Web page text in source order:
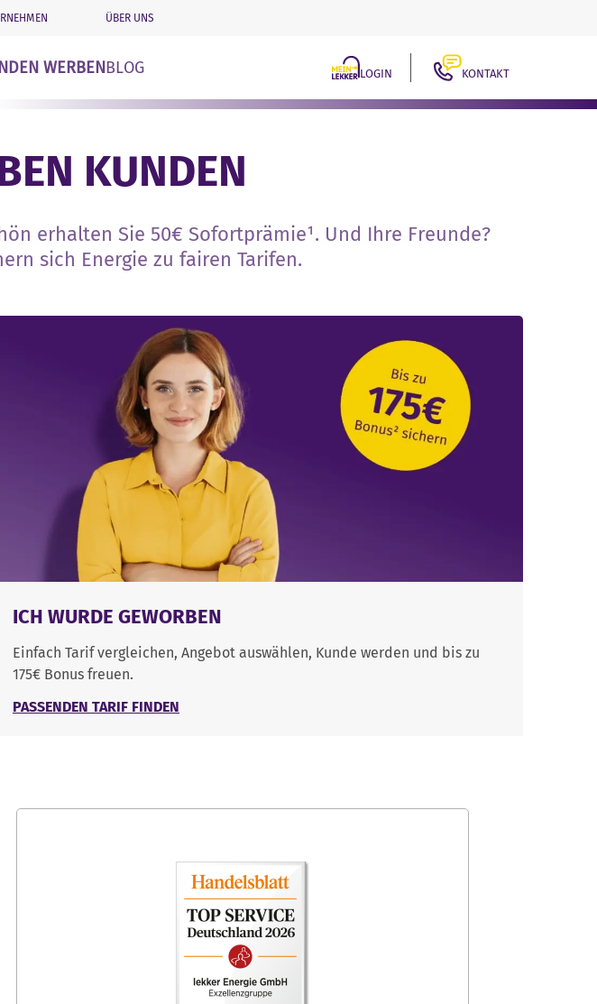
ÜBER UNS
WERBENBLOG LOGIN KONTAKT
KUNDEN
erhalten Sie 50€ Sofortprämie¹. Und Ihre Freunde?
sich Energie zu fairen Tarifen.
ICH WURDE GEWORBEN
Einfach Tarif vergleichen, Angebot auswählen, Kunde werden und bis zu
175€ Bonus freuen.
PASSENDEN TARIF FINDEN